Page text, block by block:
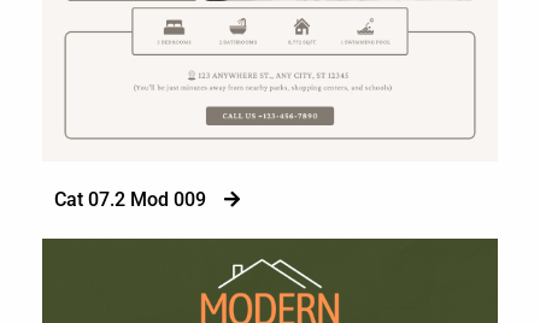
Cat 07.2 Mod 009